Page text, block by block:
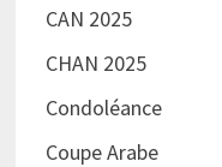
CAN 2025
CHAN 2025
Condoléance
Coupe Arabe